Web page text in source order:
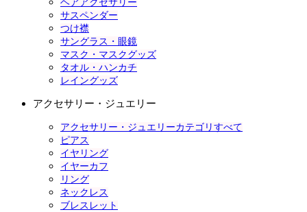
ヘアアクセサリー
サスペンダー
つけ襟
サングラス・眼鏡
マスク・マスクグッズ
タオル・ハンカチ
レイングッズ
アクセサリー・ジュエリー
アクセサリー・ジュエリーカテゴリすべて
ピアス
イヤリング
イヤーカフ
リング
ネックレス
ブレスレット